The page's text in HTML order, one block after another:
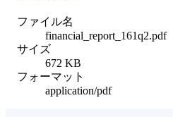
ファイル名
financial_report_161q2.pdf
サイズ
672 KB
フォーマット
application/pdf